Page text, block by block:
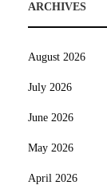
ARCHIVES
August 2026
July 2026
June 2026
May 2026
April 2026